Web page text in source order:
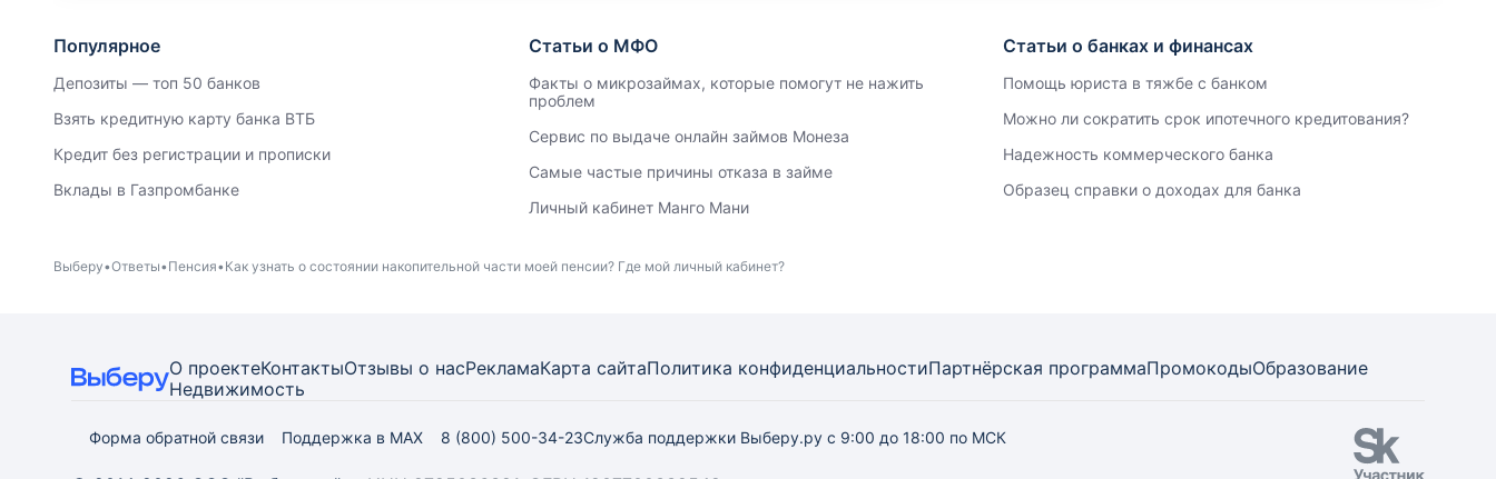
Популярное
Депозиты — топ 50 банков
Взять кредитную карту банка ВТБ
Кредит без регистрации и прописки
Вклады в Газпромбанке
Статьи о МФО
Факты о микрозаймах, которые помогут не нажить
проблем
Сервис по выдаче онлайн займов Монеза
Самые частые причины отказа в займе
Личный кабинет Манго Мани
Статьи о банках и финансах
Помощь юриста в тяжбе с банком
Можно ли сократить срок ипотечного кредитования?
Надежность коммерческого банка
Образец справки о доходах для банка
Выберу Ответы Пенсия Как узнать о состоянии накопительной части моей пенсии? Где мой личный кабинет?
О проектеКонтактыОтзывы о насРекламаКарта сайтаПолитика конфиденциальностиПартнёрская программаПромокодыОбразование
Недвижимость
Форма обратной связи Поддержка в MAX 8 (800) 500-34-23Служба поддержки Выберу.ру с 9:00 до 18:00 по МСК